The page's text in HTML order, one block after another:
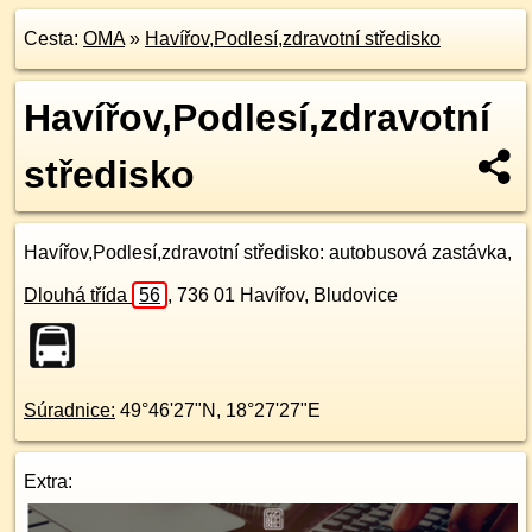
Cesta: OMA» Havířov,Podlesí,zdravotní středisko
Havířov,Podlesí,zdravotní
středisko
Havířov,Podlesí,zdravotní středisko: autobusová zastávka,
Dlouhá třída 56 , 736 01 Havířov, Bludovice
Súradnice: 49°46'27"N , 18°27'27"E
Extra: